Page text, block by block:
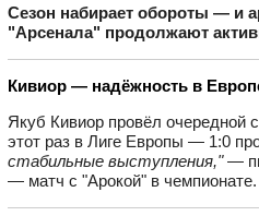
Сезон набирает обороты — и
"Арсенала" продолжают
Кивиор — надёжность в
Якуб Кивиор провёл очередной
этот раз в Лиге Европы — 1:0
стабильные выступления,"—
— матч с "Арокой" в чемпионате.